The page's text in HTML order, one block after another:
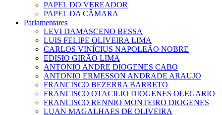
PAPEL DO VEREADOR
PAPEL DA CÂMARA
Parlamentares
LEVI DAMASCENO BESSA
LUIS FELIPE OLIVEIRA LIMA
CARLOS VINÍCIUS NAPOLEÃO NOBRE
EDISIO GIRÃO LIMA
ANTONIO ANDRE DIOGENES CABO
ANTONIO ERMESSON ANDRADE ARAUJO
FRANCISCO BEZERRA BARRETO
FRANCISCO OTACILIO DIOGENES OLEGARIO
FRANCISCO RENNIO MONTEIRO DIOGENES
LUAN MAGALHAES DE OLIVEIRA